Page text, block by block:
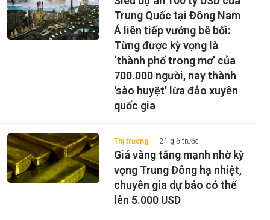
Trung Quốc tại Đông Nam
Á liên tiếp vướng bê bối:
Từng được kỳ vọng là
‘thành phố trong mơ’ của
700.000 người, nay thành
'sào huyệt' lừa đảo xuyên
quốc gia
Thị trường 21 giờ trước
Giá vàng tăng mạnh nhờ kỳ
vọng Trung Đông hạ nhiệt,
chuyên gia dự báo có thể
lên 5.000 USD